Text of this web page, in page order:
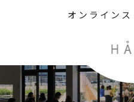
オンライン